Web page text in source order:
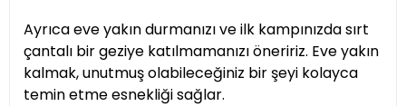
Ayrıca eve yakın durmanızı ve ilk kampınızda sırt
çantalı bir geziye katılmamanızı öneririz. Eve yakın
kalmak, unutmuş olabileceğiniz bir şeyi kolayca
temin etme esnekliği sağlar.